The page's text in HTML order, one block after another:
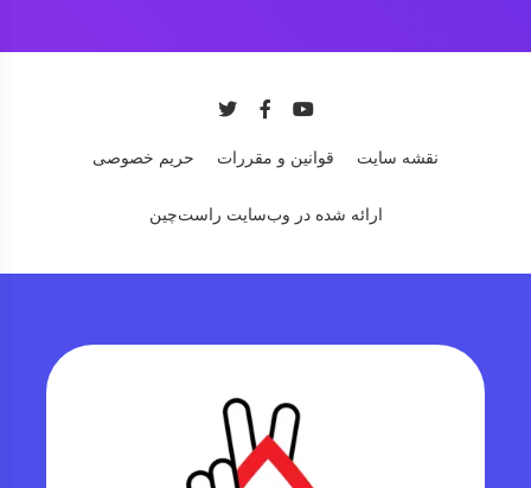
ارائه شده در وب‌سایت راست‌چین
حریم خصوصی قوانین و مقررات نقشه سایت